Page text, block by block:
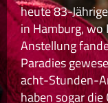
heute 83-
in Hamburg,
Anstellung
Paradies
acht-Stunden-
haben sogar